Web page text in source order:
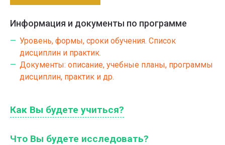
Информация и документы по программе
Уровень, формы, сроки обучения. Список
дисциплин и практик.
Документы: описание, учебные планы, программы
дисциплин, практик и др.
Как Вы будете учиться?
Что Вы будете исследовать?